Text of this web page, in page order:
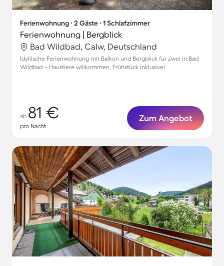
Ferienwohnung ∙ 2 Gäste ∙ 1 Schlafzimmer
Ferienwohnung | Bergblick
Bad Wildbad, Calw, Deutschland
Idyllische Ferienwohnung mit Balkon und Bergblick für zwei in Bad
Wildbad – Haustiere willkommen, Frühstück inklusive!
ab 81 €
pro Nacht
Zum Angebot